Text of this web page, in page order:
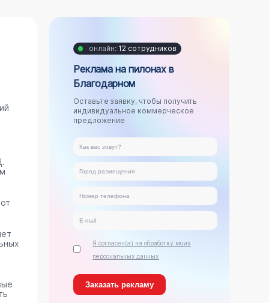
онлайн: 12 сотрудников
Реклама на пилонах в
Благодарном
Оставьте заявку, чтобы получить
индивидуальное коммерческое
предложение
Я согласен(а) на обработку моих
персональных данных